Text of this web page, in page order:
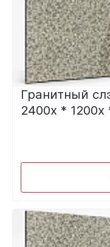
Гранитный
2400х *